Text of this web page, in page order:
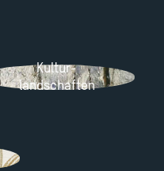
Kultur-
landschaften